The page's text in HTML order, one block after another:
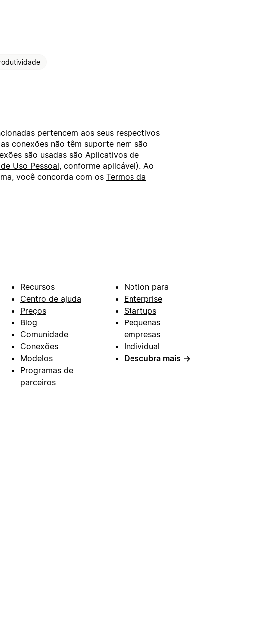
pertencem aos seus respectivos
conexões não têm suporte nem são
são usadas são Aplicativos de
Uso Pessoal, conforme aplicável). Ao
você concorda com os Termos da
Recursos
Centro de ajuda
Preços
Blog
Comunidade
Conexões
Modelos
Programas de
parceiros
Notion para
Enterprise
Startups
Pequenas
empresas
Individual
Descubra mais →